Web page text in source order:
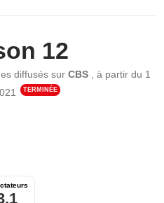
12
diffusés surCBS ,à partir du 1
TERMINÉE